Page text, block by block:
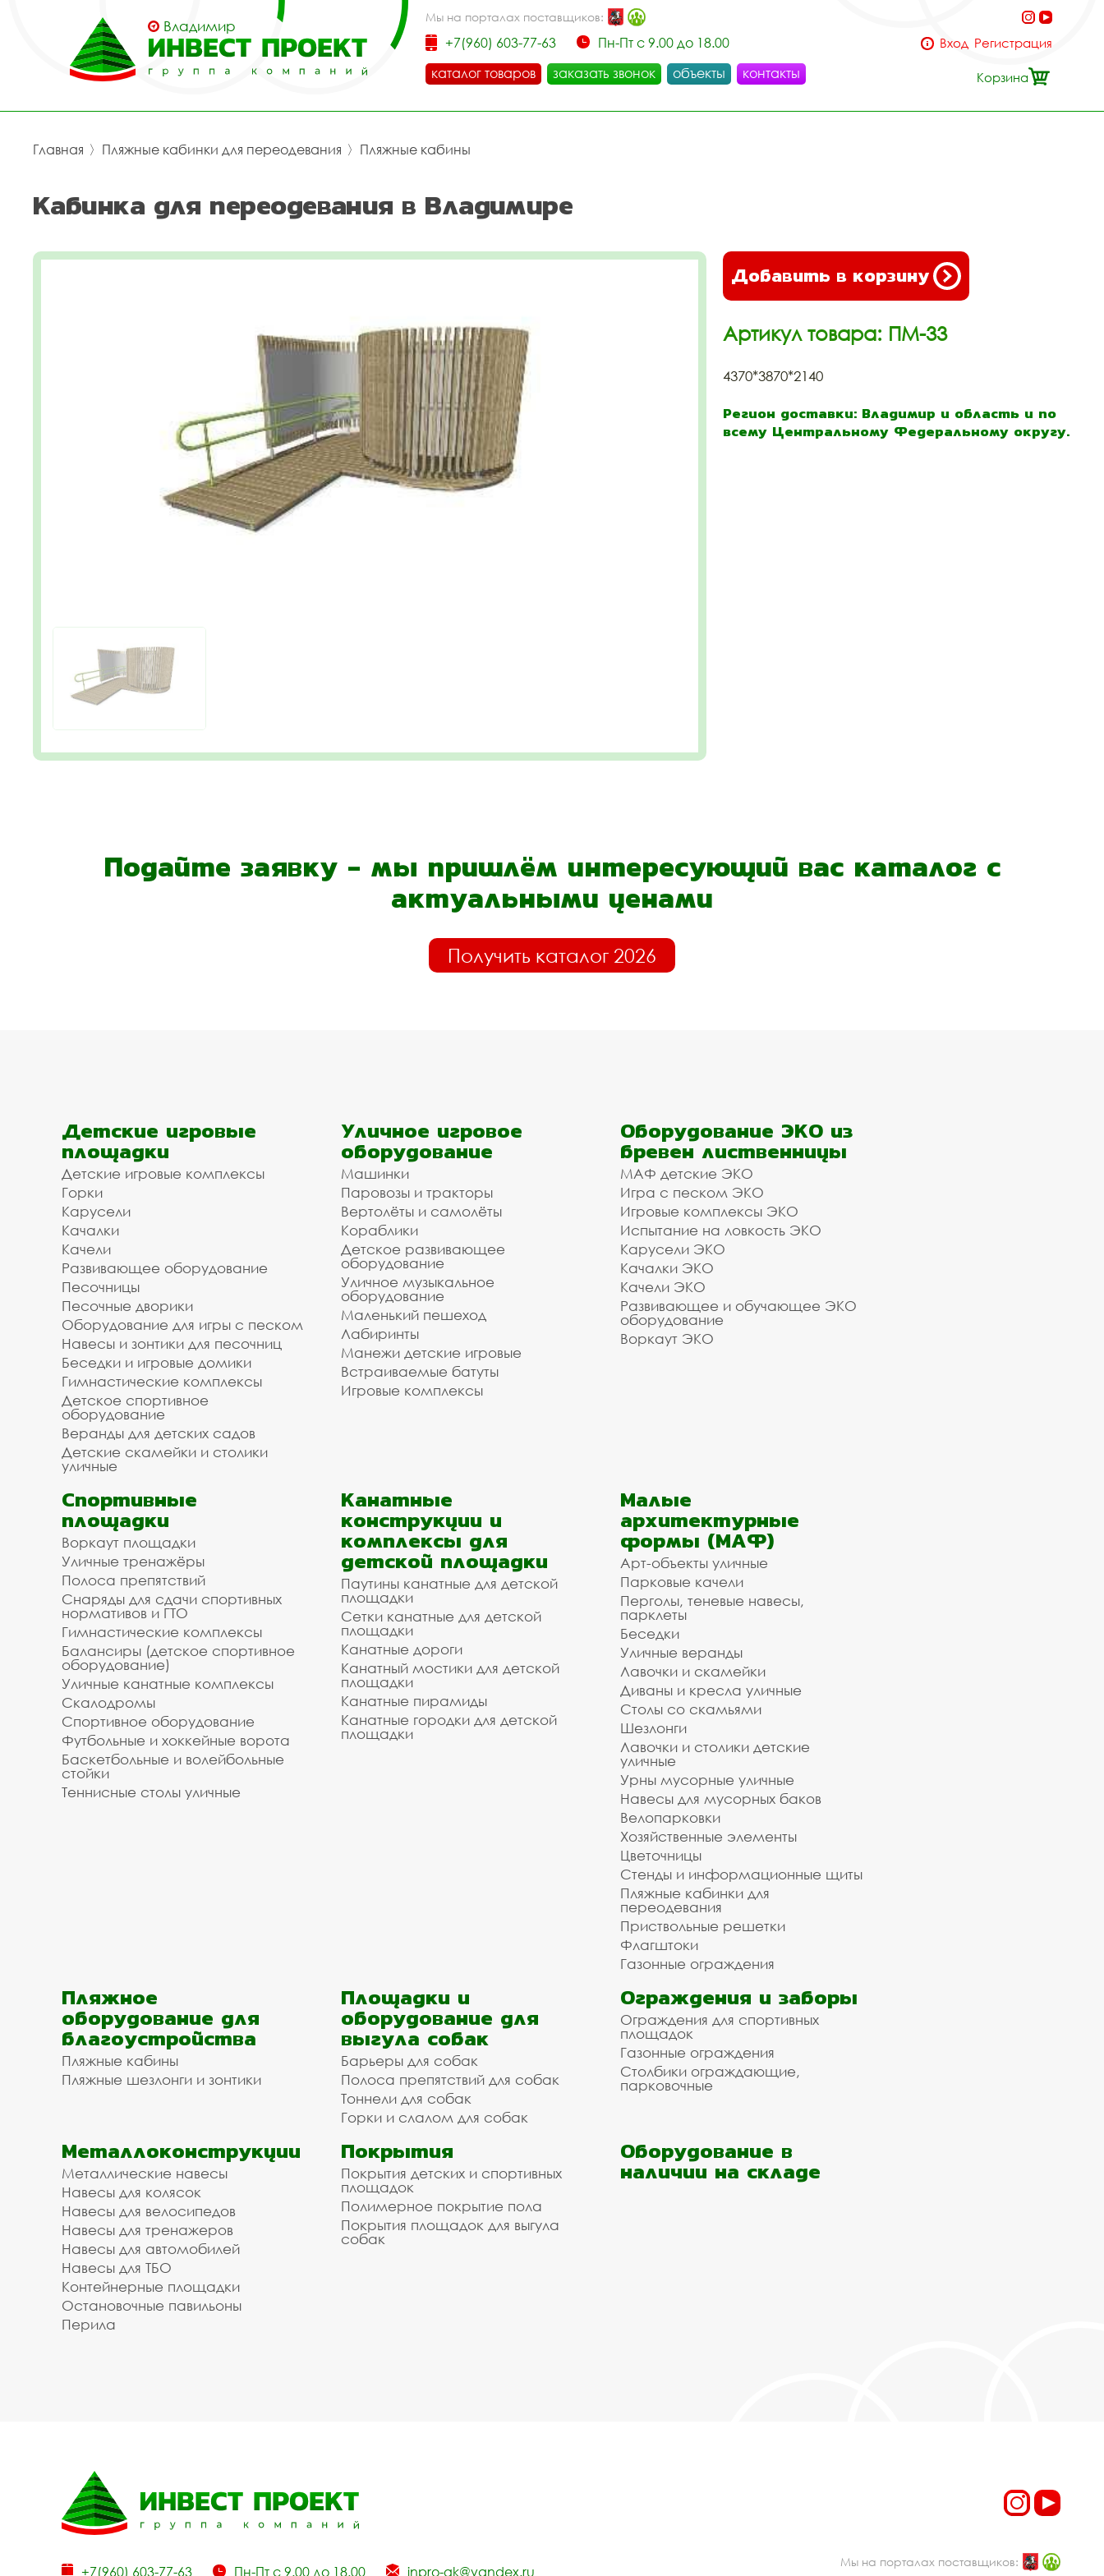
Владимир
Мы на порталах поставщиков:
+7(960) 603-77-63
Пн-Пт с 9.00 до 18.00
каталог товаров
заказать звонок объекты контакты
Вход Регистрация
Корзина
Главная 〉 Пляжные кабинки для переодевания 〉 Пляжные кабины
Кабинка для переодевания в Владимире
Добавить в корзину
Артикул товара: ПМ-33
4370*3870*2140
Регион доставки: Владимир и область и по
всему Центральному Федеральному округу.
Подайте заявку - мы пришлём интересующий вас каталог с
актуальными ценами
Получить каталог 2026
Детские игровые
площадки
Детские игровые комплексы
Горки
Карусели
Качалки
Качели
Развивающее оборудование
Песочницы
Песочные дворики
Оборудование для игры с песком
Навесы и зонтики для песочниц
Беседки и игровые домики
Гимнастические комплексы
Детское спортивное
оборудование
Веранды для детских садов
Детские скамейки и столики
уличные
Уличное игровое
оборудование
Машинки
Паровозы и тракторы
Вертолёты и самолёты
Кораблики
Детское развивающее
оборудование
Уличное музыкальное
оборудование
Маленький пешеход
Лабиринты
Манежи детские игровые
Встраиваемые батуты
Игровые комплексы
Оборудование ЭКО из
бревен лиственницы
МАФ детские ЭКО
Игра с песком ЭКО
Игровые комплексы ЭКО
Испытание на ловкость ЭКО
Карусели ЭКО
Качалки ЭКО
Качели ЭКО
Развивающее и обучающее ЭКО
оборудование
Воркаут ЭКО
Спортивные
площадки
Воркаут площадки
Уличные тренажёры
Полоса препятствий
Снаряды для сдачи спортивных
нормативов и ГТО
Гимнастические комплексы
Балансиры (детское спортивное
оборудование)
Уличные канатные комплексы
Скалодромы
Спортивное оборудование
Футбольные и хоккейные ворота
Баскетбольные и волейбольные
стойки
Теннисные столы уличные
Канатные
конструкции и
комплексы для
детской площадки
Паутины канатные для детской
площадки
Сетки канатные для детской
площадки
Канатные дороги
Канатный мостики для детской
площадки
Канатные пирамиды
Канатные городки для детской
площадки
Малые
архитектурные
формы (МАФ)
Арт-объекты уличные
Парковые качели
Перголы, теневые навесы,
парклеты
Беседки
Уличные веранды
Лавочки и скамейки
Диваны и кресла уличные
Столы со скамьями
Шезлонги
Лавочки и столики детские
уличные
Урны мусорные уличные
Навесы для мусорных баков
Велопарковки
Хозяйственные элементы
Цветочницы
Стенды и информационные щиты
Пляжные кабинки для
переодевания
Приствольные решетки
Флагштоки
Газонные ограждения
Пляжное
оборудование для
благоустройства
Пляжные кабины
Пляжные шезлонги и зонтики
Площадки и
оборудование для
выгула собак
Барьеры для собак
Полоса препятствий для собак
Тоннели для собак
Горки и слалом для собак
Ограждения и заборы
Ограждения для спортивных
площадок
Газонные ограждения
Столбики ограждающие,
парковочные
Металлоконструкции
Металлические навесы
Навесы для колясок
Навесы для велосипедов
Навесы для тренажеров
Навесы для автомобилей
Навесы для ТБО
Контейнерные площадки
Остановочные павильоны
Перила
Покрытия
Покрытия детских и спортивных
площадок
Полимерное покрытие пола
Покрытия площадок для выгула
собак
Оборудование в
наличии на складе
+7(960) 603-77-63 Пн-Пт с 9.00 до 18.00 inpro-gk@yandex.ru
Мы на порталах поставщиков: